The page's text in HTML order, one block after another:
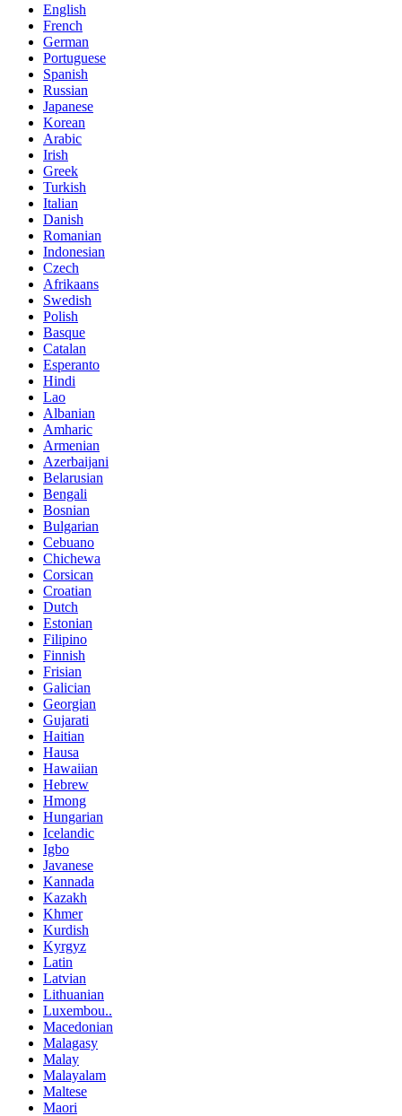
English
French
German
Portuguese
Spanish
Russian
Japanese
Korean
Arabic
Irish
Greek
Turkish
Italian
Danish
Romanian
Indonesian
Czech
Afrikaans
Swedish
Polish
Basque
Catalan
Esperanto
Hindi
Lao
Albanian
Amharic
Armenian
Azerbaijani
Belarusian
Bengali
Bosnian
Bulgarian
Cebuano
Chichewa
Corsican
Croatian
Dutch
Estonian
Filipino
Finnish
Frisian
Galician
Georgian
Gujarati
Haitian
Hausa
Hawaiian
Hebrew
Hmong
Hungarian
Icelandic
Igbo
Javanese
Kannada
Kazakh
Khmer
Kurdish
Kyrgyz
Latin
Latvian
Lithuanian
Luxembou..
Macedonian
Malagasy
Malay
Malayalam
Maltese
Maori